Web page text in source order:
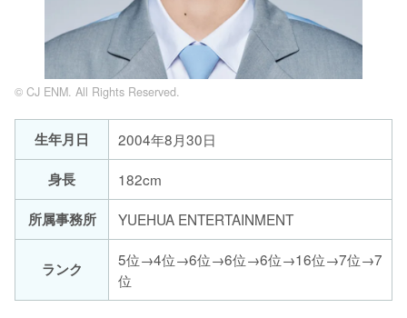
© CJ ENM. All Rights Reserved.
生年月日
2004年8月30日
身長
182cm
所属事務所
YUEHUA ENTERTAINMENT
ランク
5位→4位→6位→6位→6位→16位→7位→7
位